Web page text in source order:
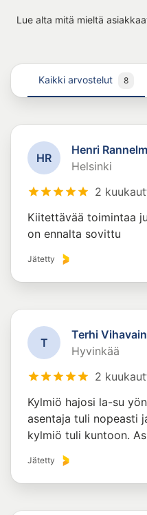
Lue alta mitä mieltä
Kaikki arvostelut 8
HR
Henri
Helsinki
2
Kiitettävää toimintaa
on ennalta sovittu
Jätetty
T
Terhi
Hyvinkää
2
Kylmiö hajosi la-su
asentaja tuli nopeasti
kylmiö tuli kuntoon.
Jätetty